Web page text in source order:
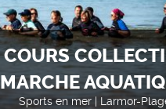
COURS
MARCHE
Sports en mer | Larmor-